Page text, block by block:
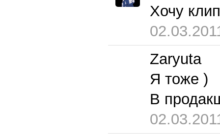
Хочу
Zaryuta
Я тоже )
В